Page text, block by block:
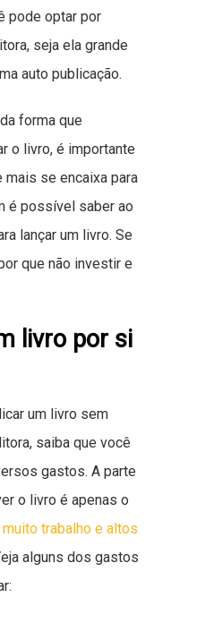
pode optar por
seja ela grande
auto publicação.
forma que
o livro, é importante
se encaixa para
é possível saber ao
lançar um livro. Se
que não investir e
livro por si
um livro sem
saiba que você
gastos. A parte
o livro é apenas o
muito trabalho e altos
alguns dos gastos